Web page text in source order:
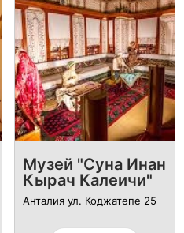
Музей "Суна Инан
Кырач Калеичи"
Анталия ул. Коджатепе 25